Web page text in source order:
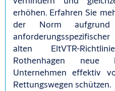
erhöhen. Erfahren Sie
der Norm aufgrund
alten EltVTR-
Rothenhagen
Unternehmen effektiv
Rettungswegen schützen.